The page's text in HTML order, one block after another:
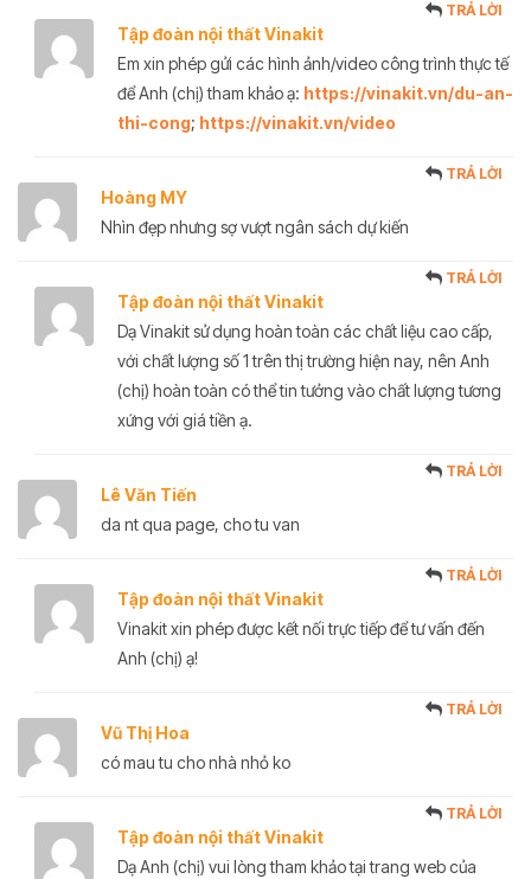
Tập đoàn nội thất Vinakit
TRẢ LỜI
Em xin phép gửi các hình ảnh/video công trình thực tế
để Anh (chị) tham khảo ạ: https://vinakit.vn/du-an-
thi-cong; https://vinakit.vn/video
Hoàng MY
TRẢ LỜI
Nhìn đẹp nhưng sợ vượt ngân sách dự kiến
Tập đoàn nội thất Vinakit
TRẢ LỜI
Dạ Vinakit sử dụng hoàn toàn các chất liệu cao cấp,
với chất lượng số 1 trên thị trường hiện nay, nên Anh
(chị) hoàn toàn có thể tin tưởng vào chất lượng tương
xứng với giá tiền ạ.
Lê Văn Tiến
TRẢ LỜI
da nt qua page, cho tu van
Tập đoàn nội thất Vinakit
TRẢ LỜI
Vinakit xin phép được kết nối trực tiếp để tư vấn đến
Anh (chị) ạ!
Vũ Thị Hoa
TRẢ LỜI
có mau tu cho nhà nhỏ ko
Tập đoàn nội thất Vinakit
TRẢ LỜI
Dạ Anh (chị) vui lòng tham khảo tại trang web của